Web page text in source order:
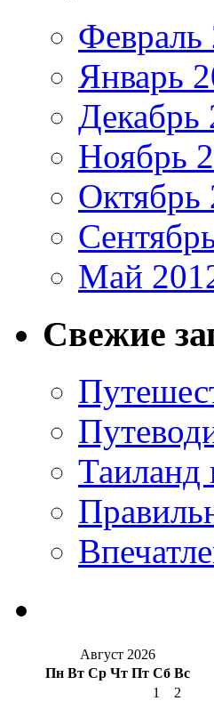
Февраль
Январь
Декабрь
Ноябрь
Октябрь
Май
Свежие
Таиланд
Август 2026
Пн Вт Ср Чт Пт Сб Вс
1
2